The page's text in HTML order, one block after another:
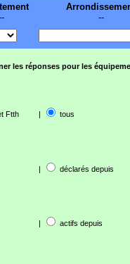
--
les réponses pour les
Ftth | tous
| déclarés depuis
| actifs depuis